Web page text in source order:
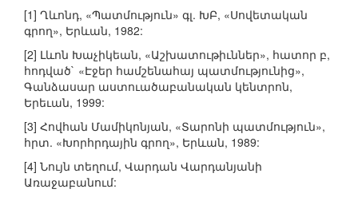
[1] Ղևոնդ, «Պատմություն» գլ. ԽԲ, «Սովետական
գրող», Երևան, 1982:
[2] Լևոն Խաչիկեան, «Աշխատութիւններ», հատոր բ,
հոդված` «Էջեր համշենահայ պատմությունից»,
Գանձասար աստուածաբանական կենտրոն,
Երեւան, 1999:
[3] Հովհան Մամիկոնյան, «Տարոնի պատմություն»,
հրտ. «Խորհրդային գրող», Երևան, 1989:
[4] Նույն տեղում, Վարդան Վարդանյանի
Առաջաբանում: